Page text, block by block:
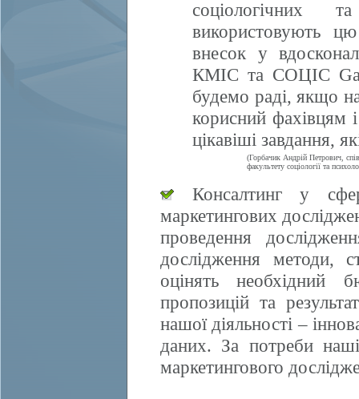
соціологічних
використовують
внесок у
КМІС та СОЦІС
будемо раді, якщо
корисний фахівцям
цікавіші завдання,
(Горбачик Андрій Петрович,
факультету соціології та
Консалтинг у
маркетингових
проведення
дослідження методи,
оцінять необхідний
пропозицій та
нашої діяльності –
даних. За потреби
маркетингового